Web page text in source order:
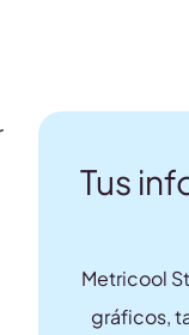
Tus
Metricool
gráficos,